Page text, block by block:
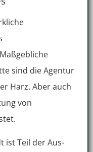
sind die Agentur
Harz. Aber auch
von
ist Teil der Aus-